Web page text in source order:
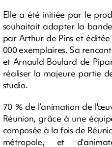
Elle a été initiée par le
souhaitait adapter la
par Arthur de Pins et
000 exemplaires. Sa
et Arnauld Boulard de
réaliser la majeure partie
studio.
70 % de l’animation de
Réunion, grâce à une
composée à la fois de
métropole, et